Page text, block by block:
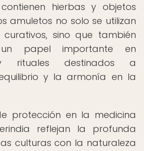
hierbas y objetos
amuletos no solo se utilizan
sino que también
un papel importante en
rituales destinados a
y la armonía en la
protección en la medicina
reflejan la profunda
culturas con la naturaleza